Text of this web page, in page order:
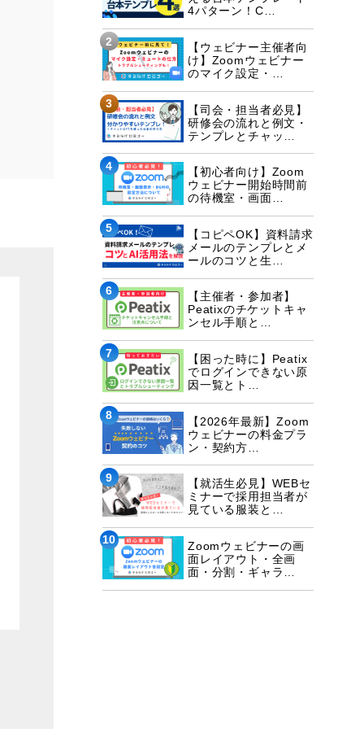
4パターン！C…
2
【ウェビナー主催者向
け】Zoomウェビナー
のマイク設定・…
3
【司会・担当者必見】
研修会の流れと例文・
テンプレとチャッ…
4
【初心者向け】Zoom
ウェビナー開始時間前
の待機室・画面…
5
【コピペOK】資料請求
メールのテンプレとメ
ールのコツと生…
6
【主催者・参加者】
Peatixのチケットキャ
ンセル手順と…
7
【困った時に】Peatix
でログインできない原
因一覧とト…
8
【2026年最新】Zoom
ウェビナーの料金プラ
ン・契約方…
9
【就活生必見】WEBセ
ミナーで採用担当者が
見ている服装と…
10
Zoomウェビナーの画
面レイアウト・全画
面・分割・ギャラ…